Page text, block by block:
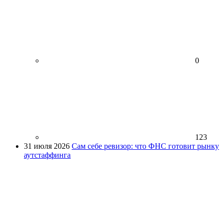
0
123
31 июля 2026 Сам себе ревизор: что ФНС готовит рынку
аутстаффинга